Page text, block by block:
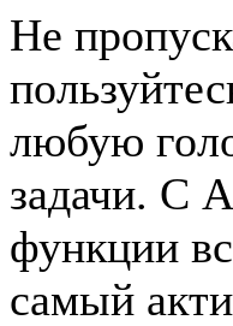
Не
любую
задачи. С
функции
самый